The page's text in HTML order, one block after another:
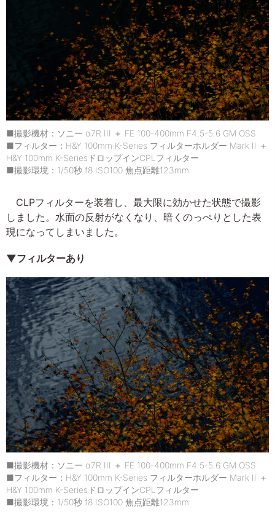
■撮影機材：ソニー α7R III ＋ FE 100-400mm F4.5-5.6 GM OSS
■フィルター：H&Y 100mm K-Series フィルターホルダー Mark II ＋
H&Y 100mm K-SeriesドロップインCPLフィルター
■撮影環境：1/50秒 f8 ISO100 焦点距離123mm
CLPフィルターを装着し、最大限に効かせた状態で撮影
しました。水面の反射がなくなり、暗くのっぺりとした表
現になってしまいました。
▼フィルターあり
■撮影機材：ソニー α7R III ＋ FE 100-400mm F4.5-5.6 GM OSS
■フィルター：H&Y 100mm K-Series フィルターホルダー Mark II ＋
H&Y 100mm K-SeriesドロップインCPLフィルター
■撮影環境：1/50秒 f8 ISO100 焦点距離123mm